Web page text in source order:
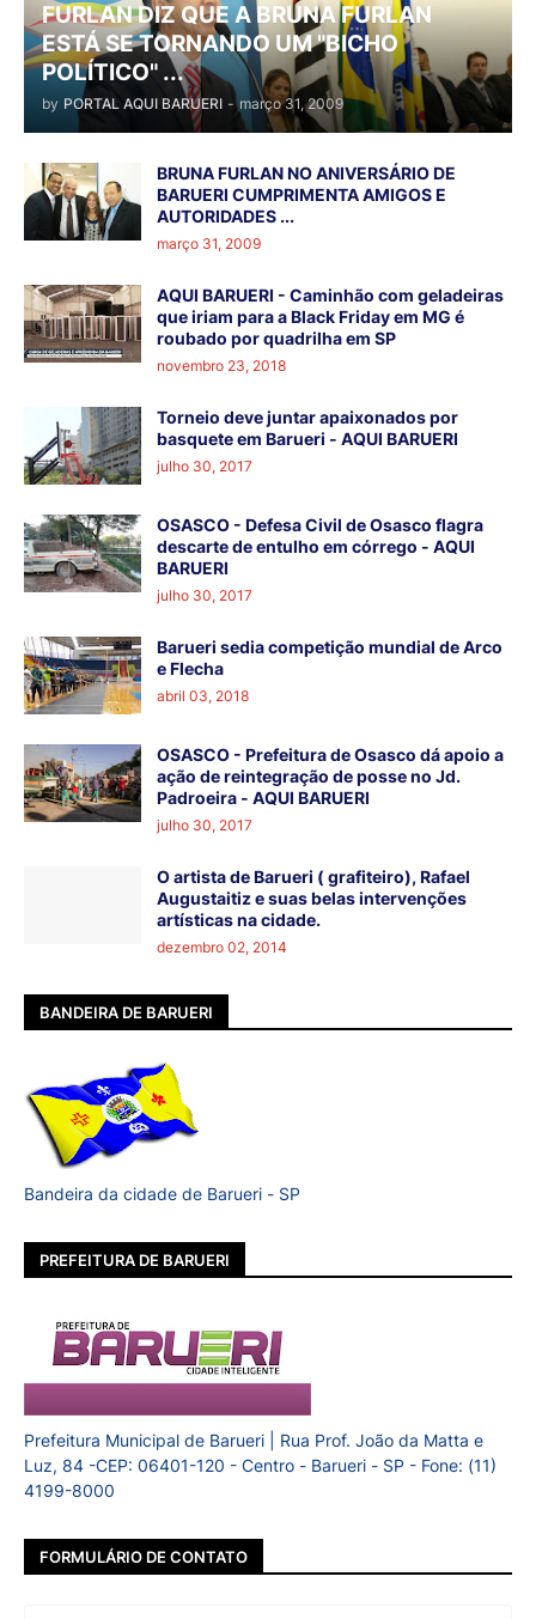
FURLAN DIZ QUE A BRUNA FURLAN
ESTÁ SE TORNANDO UM "BICHO
POLÍTICO" ...
by PORTAL AQUI BARUERI - março 31, 2009
BRUNA FURLAN NO ANIVERSÁRIO DE
BARUERI CUMPRIMENTA AMIGOS E
AUTORIDADES ...
março 31, 2009
AQUI BARUERI - Caminhão com geladeiras
que iriam para a Black Friday em MG é
roubado por quadrilha em SP
novembro 23, 2018
Torneio deve juntar apaixonados por
basquete em Barueri - AQUI BARUERI
julho 30, 2017
OSASCO - Defesa Civil de Osasco flagra
descarte de entulho em córrego - AQUI
BARUERI
julho 30, 2017
Barueri sedia competição mundial de Arco
e Flecha
abril 03, 2018
OSASCO - Prefeitura de Osasco dá apoio a
ação de reintegração de posse no Jd.
Padroeira - AQUI BARUERI
julho 30, 2017
O artista de Barueri ( grafiteiro), Rafael
Augustaitiz e suas belas intervenções
artísticas na cidade.
dezembro 02, 2014
BANDEIRA DE BARUERI
Bandeira da cidade de Barueri - SP
PREFEITURA DE BARUERI
Prefeitura Municipal de Barueri | Rua Prof. João da Matta e
Luz, 84 -CEP: 06401-120 - Centro - Barueri - SP - Fone: (11)
4199-8000
FORMULÁRIO DE CONTATO